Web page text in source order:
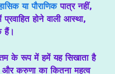
या पौराणिकपात्र नहीं,
होने वाली आस्था,
हैं।
के रूप में हमें यह सिखाता है
और करुणा का कितना महत्व